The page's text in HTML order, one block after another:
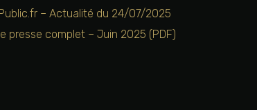
– Actualité du 24/07/2025
presse complet – Juin 2025 (PDF)